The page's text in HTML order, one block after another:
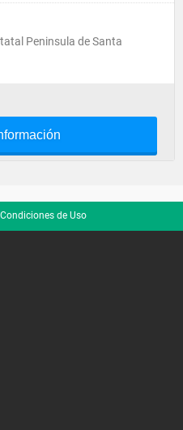
Peninsula de Santa
de Uso